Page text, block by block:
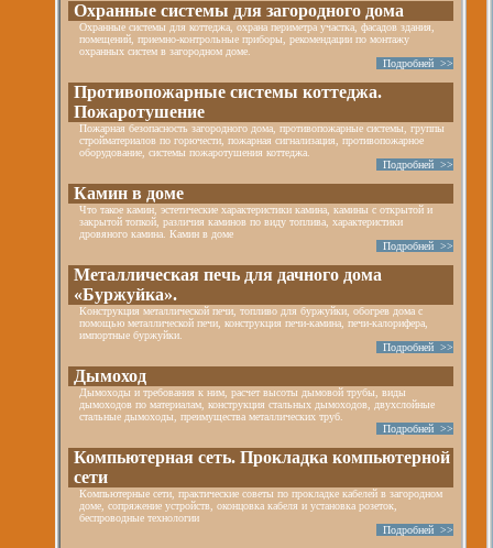
Охранные системы для загородного дома
Охранные системы для коттеджа, охрана периметра участка, фасадов здания,
помещений, приемно-контрольные приборы, рекомендации по монтажу
охранных систем в загородном доме.
Подробней >>
Противопожарные системы коттеджа.
Пожаротушение
Пожарная безопасность загородного дома, противопожарные системы, группы
стройматериалов по горючести, пожарная сигнализация, противопожарное
оборудование, системы пожаротушения коттеджа.
Подробней >>
Камин в доме
Что такое камин, эстетические характеристики камина, камины с открытой и
закрытой топкой, различия каминов по виду топлива, характеристики
дровяного камина. Камин в доме
Подробней >>
Металлическая печь для дачного дома
«Буржуйка».
Конструкция металлической печи, топливо для буржуйки, обогрев дома с
помощью металлической печи, конструкция печи-камина, печи-калорифера,
импортные буржуйки.
Подробней >>
Дымоход
Дымоходы и требования к ним, расчет высоты дымовой трубы, виды
дымоходов по материалам, конструкция стальных дымоходов, двухслойные
стальные дымоходы, преимущества металлических труб.
Подробней >>
Компьютерная сеть. Прокладка компьютерной
сети
Компьютерные сети, практические советы по прокладке кабелей в загородном
доме, сопряжение устройств, оконцовка кабеля и установка розеток,
беспроводные технологии
Подробней >>